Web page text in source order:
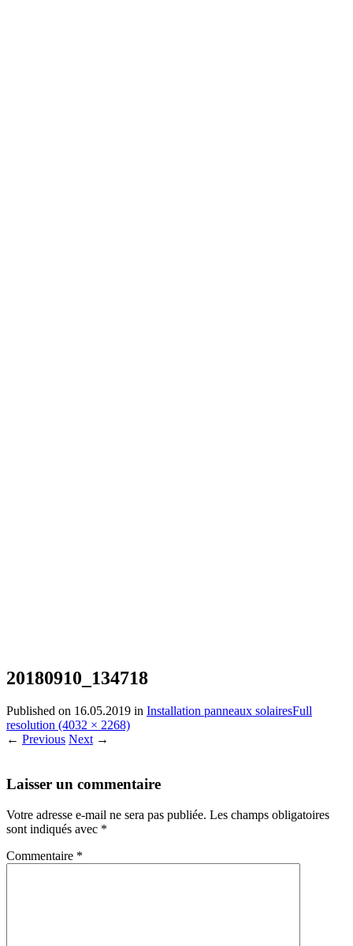
20180910_134718
Published on 16.05.2019 in Installation panneaux solairesFull
resolution (4032 × 2268)
← Previous Next →
Laisser un commentaire
Votre adresse e-mail ne sera pas publiée. Les champs obligatoires
sont indiqués avec *
Commentaire *